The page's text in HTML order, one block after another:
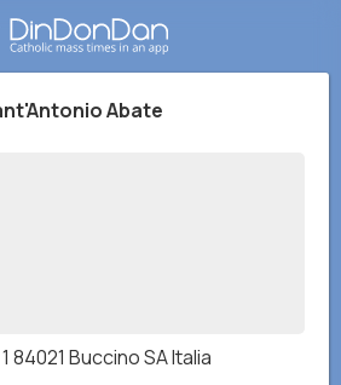
Abate
84021 Buccino SA Italia